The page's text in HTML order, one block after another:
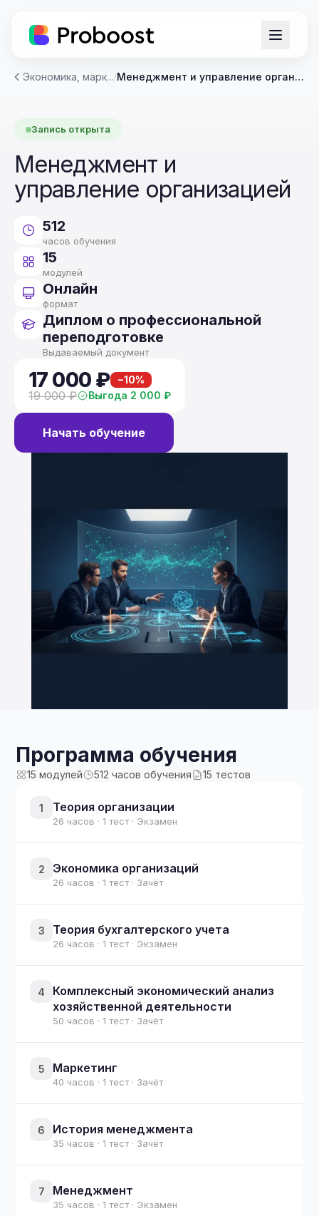
Экономика, марк.../ Менеджмент и управление организацией
Запись открыта
Менеджмент и
управление организацией
512
часов обучения
15
модулей
Онлайн
формат
Диплом о профессиональной
переподготовке
Выдаваемый документ
17 000 ₽ −10%
19 000 ₽ Выгода 2 000 ₽
Начать обучение
Программа обучения
15 модулей 512 часов обучения 15 тестов
1 Теория организации
26 часов · 1 тест · Экзамен
2 Экономика организаций
26 часов · 1 тест · Зачёт
3 Теория бухгалтерского учета
26 часов · 1 тест · Экзамен
4
Комплексный экономический анализ
хозяйственной деятельности
50 часов · 1 тест · Зачёт
5 Маркетинг
40 часов · 1 тест · Зачёт
6 История менеджмента
35 часов · 1 тест · Зачёт
7 Менеджмент
35 часов · 1 тест · Экзамен